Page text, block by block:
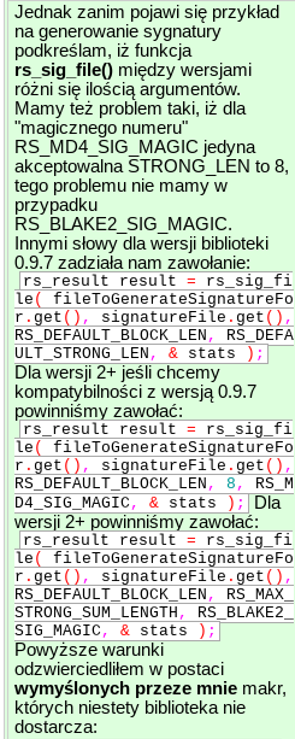
Jednak zanim pojawi się przykład
na generowanie sygnatury
podkreślam, iż funkcja
rs_sig_file() między wersjami
różni się ilością argumentów.
Mamy też problem taki, iż dla
"magicznego numeru"
RS_MD4_SIG_MAGIC jedyna
akceptowalna STRONG_LEN to 8,
tego problemu nie mamy w
przypadku
RS_BLAKE2_SIG_MAGIC.
Innymi słowy dla wersji biblioteki
0.9.7 zadziała nam zawołanie:
rs_result result = rs_sig_fi
le (
fileToGenerateSignatureFo
r . get () , signatureFile . get () ,
RS_DEFAULT_BLOCK_LEN ,
RS_DEFA
ULT_STRONG_LEN , & stats ) ;
Dla wersji 2+ jeśli chcemy
kompatybilności z wersją 0.9.7
powinniśmy zawołać:
rs_result result = rs_sig_fi
le (
fileToGenerateSignatureFo
r . get () , signatureFile . get () ,
RS_DEFAULT_BLOCK_LEN , 8 ,
RS_M
D4_SIG_MAGIC , & stats ) ;
Dla
wersji 2+ powinniśmy zawołać:
rs_result result = rs_sig_fi
le (
fileToGenerateSignatureFo
r . get () , signatureFile . get () ,
RS_DEFAULT_BLOCK_LEN ,
RS_MAX_
STRONG_SUM_LENGTH ,
RS_BLAKE2_
SIG_MAGIC , & stats ) ;
Powyższe warunki
odzwierciedliłem w postaci
wymyślonych przeze mnie makr,
których niestety biblioteka nie
dostarcza: